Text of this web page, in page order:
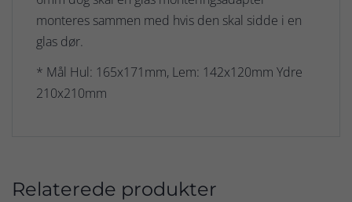
monteres sammen med hvis den skal sidde i en
glas dør.
* Mål Hul: 165x171mm, Lem: 142x120mm Ydre
210x210mm
Relaterede produkter